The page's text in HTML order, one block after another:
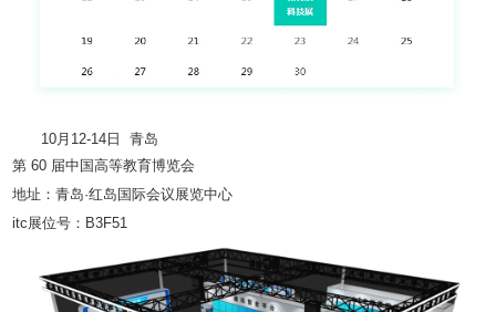
10月12-14日 青岛
第 60 届中国高等教育博览会
地址：青岛·红岛国际会议展览中心
itc展位号：B3F51